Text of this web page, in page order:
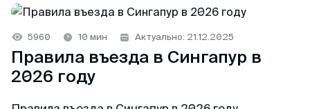
Оформили keta быстрее чем ожидал и никакой
головной боли.
Александра
Отзыв с Google · 2024
5960 10 мин Актуально: 21.12.2025
Правила въезда в Сингапур в
2026 году